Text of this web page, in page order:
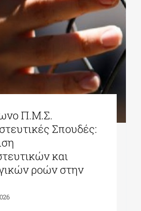
Π.Μ.Σ.
Σπουδές:
και
ροών στην